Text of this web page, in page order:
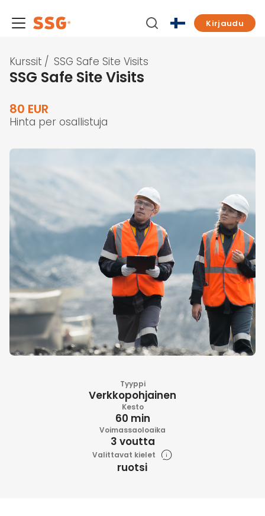
Kirjaudu
Kurssit / SSG Safe Site Visits
SSG Safe Site Visits
80 EUR
Hinta per osallistuja
Tyyppi
Verkkopohjainen
Kesto
60 min
Voimassaoloaika
3 voutta
Valittavat kielet
ruotsi